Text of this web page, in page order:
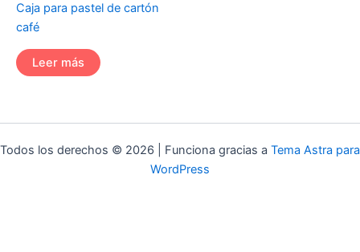
Caja para pastel de cartón
café
Leer más
Todos los derechos © 2026 | Funciona gracias a Tema Astra para
WordPress